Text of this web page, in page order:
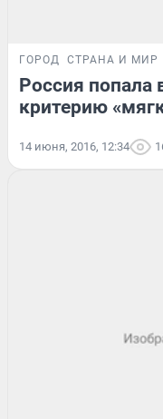
ГОРОД СТРАНА И МИР
Россия попала
критерию
14 июня, 2016, 12:34